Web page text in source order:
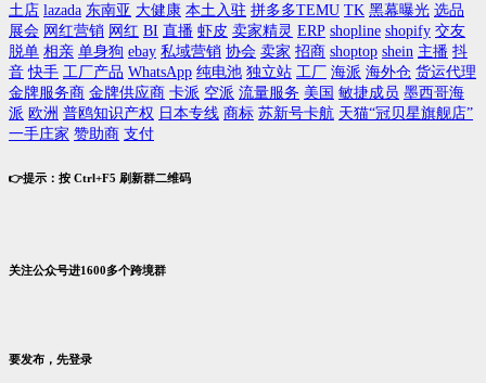
土店 lazada 东南亚 大健康 本土入驻 拼多多TEMU TK 黑幕曝光 选品
展会 网红营销 网红 BI 直播 虾皮 卖家精灵 ERP shopline shopify 交友
脱单 相亲 单身狗 ebay 私域营销 协会 卖家 招商 shoptop shein 主播 抖
音 快手 工厂产品 WhatsApp 纯电池 独立站 工厂 海派 海外仓 货运代理
金牌服务商 金牌供应商 卡派 空派 流量服务 美国 敏捷成员 墨西哥海
派 欧洲 普鸥知识产权 日本专线 商标 苏新号卡航 天猫“冠贝星旗舰店”
一手庄家 赞助商 支付
👉提示：按 Ctrl+F5 刷新群二维码
关注公众号进1600多个跨境群
要发布，先登录